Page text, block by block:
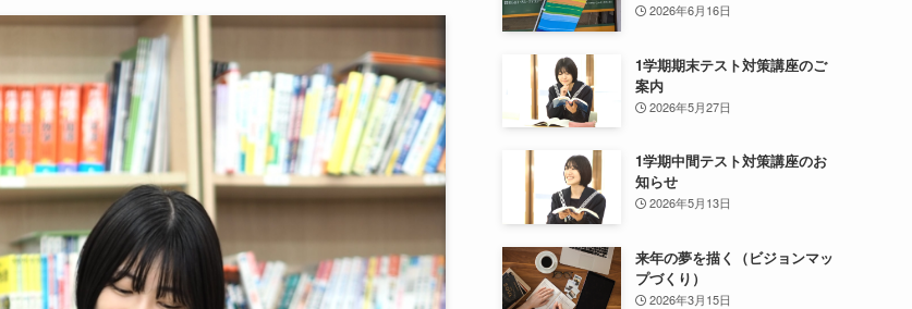
2026年6月16日
1学期期末テスト対策講座のご
案内
2026年5月27日
1学期中間テスト対策講座のお
知らせ
2026年5月13日
来年の夢を描く（ビジョンマッ
プづくり）
2026年3月15日